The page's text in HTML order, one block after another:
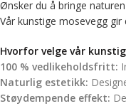
Ønsker du å bringe
Vår kunstige mosevegg
Hvorfor velge vår
100 % vedlikeholdsfritt:
Naturlig estetikk:
Støydempende effekt: